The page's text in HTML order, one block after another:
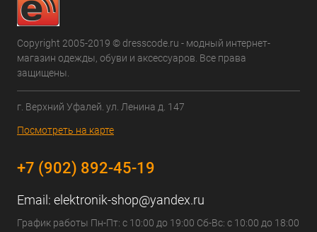
Copyright 2005-2019 © dresscode.ru - модный интернет-
магазин одежды, обуви и аксессуаров. Все права
защищены.
г. Верхний Уфалей. ул. Ленина д. 147
Посмотреть на карте
+7 (902) 892-45-19
Email: elektronik-shop@yandex.ru
График работы Пн-Пт: с 10:00 до 19:00 Сб-Вс: с 10:00 до 18:00